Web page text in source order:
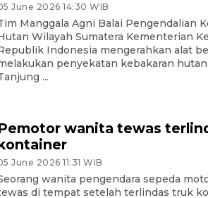
June 2026 14:30 WIB
Manggala Agni Balai Pengendalian
Wilayah Sumatera Kementerian
Indonesia mengerahkan alat
penyekatan kebakaran
...
wanita tewas
June 2026 11:31 WIB
wanita pengendara sepeda
di tempat setelah terlindas truk